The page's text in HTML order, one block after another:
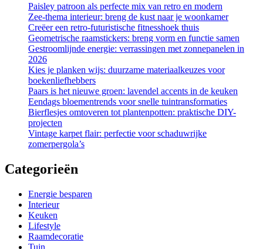
Paisley patroon als perfecte mix van retro en modern
Zee-thema interieur: breng de kust naar je woonkamer
Creëer een retro-futuristische fitnesshoek thuis
Geometrische raamstickers: breng vorm en functie samen
Gestroomlijnde energie: verrassingen met zonnepanelen in
2026
Kies je planken wijs: duurzame materiaalkeuzes voor
boekenliefhebbers
Paars is het nieuwe groen: lavendel accents in de keuken
Eendags bloementrends voor snelle tuintransformaties
Bierflesjes omtoveren tot plantenpotten: praktische DIY-
projecten
Vintage karpet flair: perfectie voor schaduwrijke
zomerpergola’s
Categorieën
Energie besparen
Interieur
Keuken
Lifestyle
Raamdecoratie
Tuin